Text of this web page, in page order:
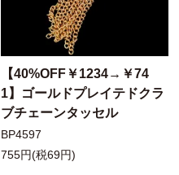
【40%OFF￥1234→￥74
1】ゴールドプレイテドクラ
ブチェーンタッセル
BP4597
755円(税69円)